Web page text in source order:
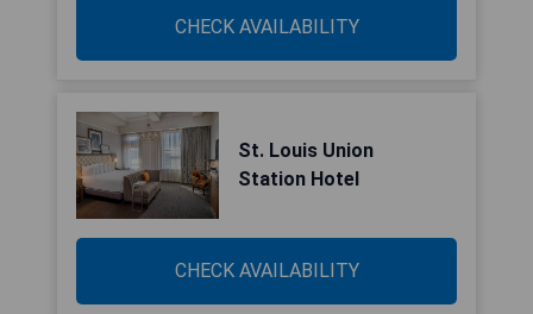
CHECK AVAILABILITY
St. Louis Union
Station Hotel
CHECK AVAILABILITY